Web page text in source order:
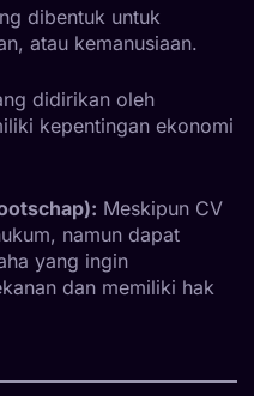
dibentuk untuk
atau kemanusiaan.
didirikan oleh
kepentingan ekonomi
Meskipun CV
namun dapat
yang ingin
dan memiliki hak